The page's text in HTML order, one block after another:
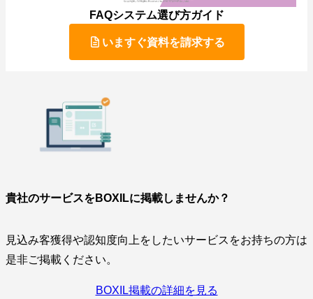
FAQシステム選び方ガイド
いますぐ資料を請求する
貴社のサービスをBOXILに掲載しませんか？
見込み客獲得や認知度向上をしたいサービスをお持ちの方は
是非ご掲載ください。
BOXIL掲載の詳細を見る